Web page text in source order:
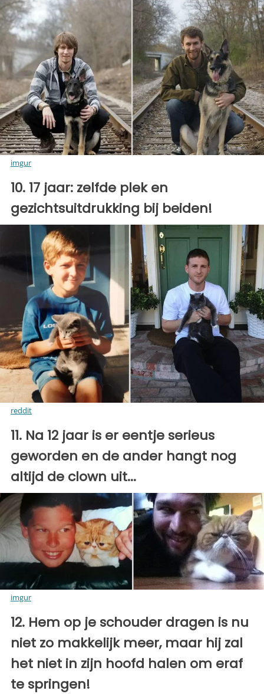
imgur
10. 17 jaar: zelfde plek en
gezichtsuitdrukking bij beiden!
reddit
11. Na 12 jaar is er eentje serieus
geworden en de ander hangt nog
altijd de clown uit...
imgur
12. Hem op je schouder dragen is nu
niet zo makkelijk meer, maar hij zal
het niet in zijn hoofd halen om eraf
te springen!